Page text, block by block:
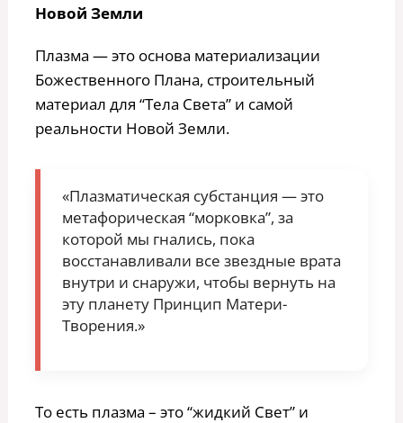
Новой Земли
Плазма — это основа материализации
Божественного Плана, строительный
материал для “Тела Света” и самой
реальности Новой Земли.
«Плазматическая субстанция — это
метафорическая “морковка”, за
которой мы гнались, пока
восстанавливали все звездные врата
внутри и снаружи, чтобы вернуть на
эту планету Принцип Матери-
Творения.»
То есть плазма – это “жидкий Свет” и